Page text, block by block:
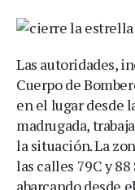
Las autoridades,
Cuerpo de
en el lugar desde
madrugada,
la situación. La
las calles 79C y 88
abarcando desde